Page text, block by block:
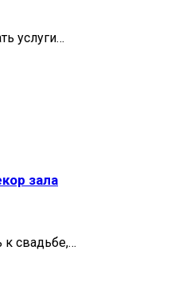
услуги…
зала
к свадьбе,…